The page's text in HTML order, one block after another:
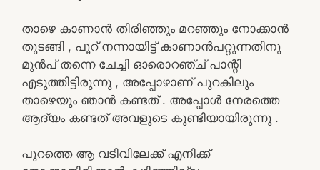
താഴെ കാണാൻ തിരിഞ്ഞും മറഞ്ഞും നോക്കാൻ
തുടങ്ങി , പൂറ്‍ നന്നായിട്ട് കാണാൻപറ്റുന്നതിനു
മുൻപ് തന്നെ ചേച്ചി ഓരൊറഞ്ച് പാന്റി
എടുത്തിട്ടിരുന്നു , അപ്പോഴാണ് പുറകിലും
താഴെയും ഞാൻ കണ്ടത് . അപ്പോൾ നേരത്തെ
ആദ്യം കണ്ടത് അവളുടെ കുണ്ടിയായിരുന്നു .
പുറത്തെ ആ വടിവിലേക്ക് എനിക്ക്